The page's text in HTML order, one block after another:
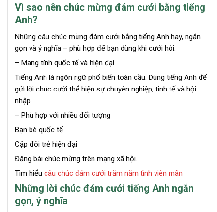
Vì sao nên chúc mừng đám cưới bằng tiếng
Anh?
Những câu chúc mừng đám cưới bằng tiếng Anh hay, ngắn
gọn và ý nghĩa – phù hợp để bạn dùng khi cưới hỏi.
– Mang tính quốc tế và hiện đại
Tiếng Anh là ngôn ngữ phổ biến toàn cầu. Dùng tiếng Anh để
gửi lời chúc cưới thể hiện sự chuyên nghiệp, tinh tế và hội
nhập.
– Phù hợp với nhiều đối tượng
Bạn bè quốc tế
Cặp đôi trẻ hiện đại
Đăng bài chúc mừng trên mạng xã hội.
Tìm hiểu câu chúc đám cưới trăm năm tình viên mãn
Những lời chúc đám cưới tiếng Anh ngắn
gọn, ý nghĩa